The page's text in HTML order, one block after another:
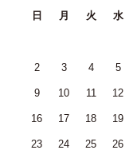
日 月 火 水
2 3 4 5
9 10 11 12
16 17 18 19
23 24 25 26